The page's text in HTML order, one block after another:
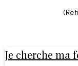
Je cherche ma